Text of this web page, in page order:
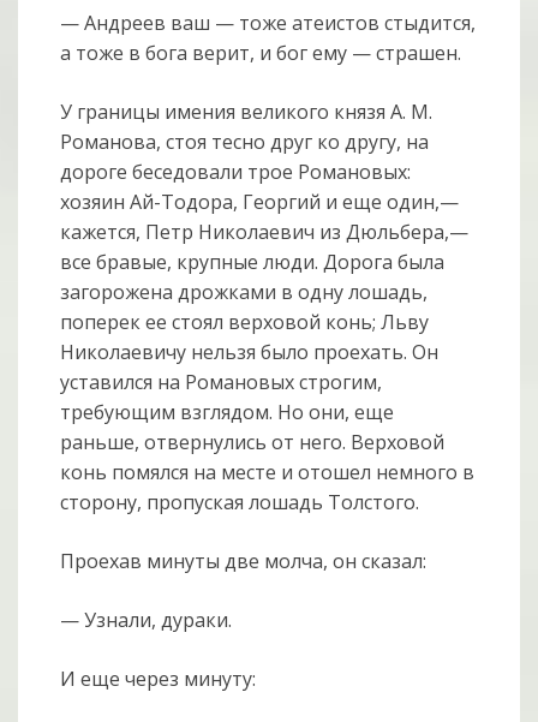
— Андреев ваш — тоже атеистов стыдится,
а тоже в бога верит, и бог ему — страшен.
У границы имения великого князя А. М.
Романова, стоя тесно друг ко другу, на
дороге беседовали трое Романовых:
хозяин Ай-Тодора, Георгий и еще один,—
кажется, Петр Николаевич из Дюльбера,—
все бравые, крупные люди. Дорога была
загорожена дрожками в одну лошадь,
поперек ее стоял верховой конь; Льву
Николаевичу нельзя было проехать. Он
уставился на Романовых строгим,
требующим взглядом. Но они, еще
раньше, отвернулись от него. Верховой
конь помялся на месте и отошел немного в
сторону, пропуская лошадь Толстого.
Проехав минуты две молча, он сказал:
— Узнали, дураки.
И еще через минуту: